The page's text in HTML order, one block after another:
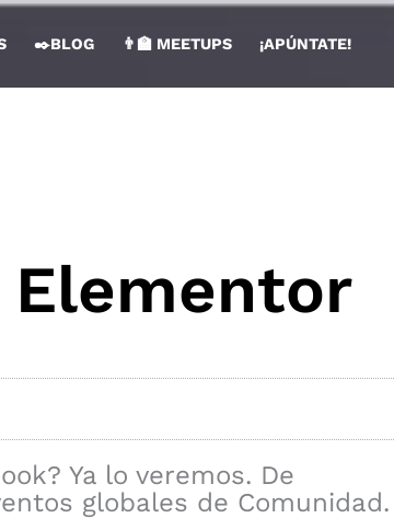
✒️BLOG 👨‍🏫 MEETUPS ¡APÚNTATE!
Ya lo veremos. De
globales de Comunidad.